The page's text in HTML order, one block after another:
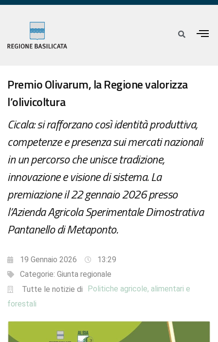
Premio Olivarum, la Regione valorizza
l’olivicoltura
Cicala: si rafforzano così identità produttiva,
competenze e presenza sui mercati nazionali
in un percorso che unisce tradizione,
innovazione e visione di sistema. La
premiazione il 22 gennaio 2026 presso
l’Azienda Agricola Sperimentale Dimostrativa
Pantanello di Metaponto.
19 Gennaio 2026
13:29
Categorie: Giunta regionale
Tutte le notizie di
Politiche agricole, alimentari e
forestali